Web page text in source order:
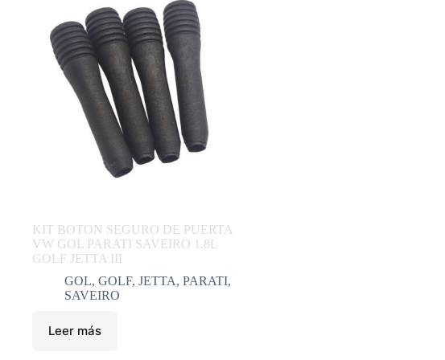
KIT BOTON SEGURO DE PUERTA
VW GOL PARATI SAVEIRO 1.8L
GOLF JETTA III
GOL, GOLF, JETTA, PARATI,
SAVEIRO
Leer más